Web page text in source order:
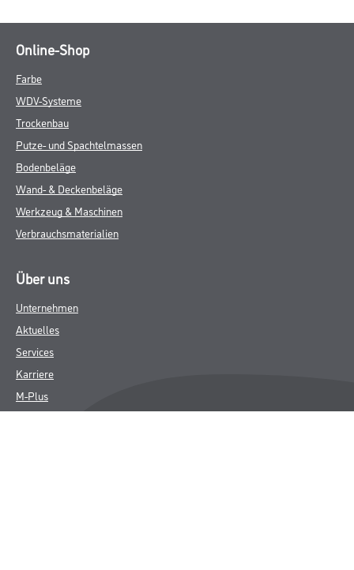
Online-Shop
Farbe
WDV-Systeme
Trockenbau
Putze- und Spachtelmassen
Bodenbeläge
Wand- & Deckenbeläge
Werkzeug & Maschinen
Verbrauchsmaterialien
Über uns
Unternehmen
Aktuelles
Services
Karriere
M-Plus